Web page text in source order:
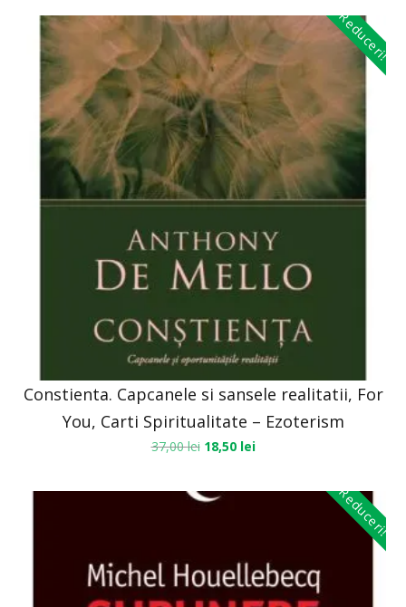
Reduceri!
Constienta. Capcanele si sansele realitatii, For
You, Carti Spiritualitate – Ezoterism
37,00lei 18,50 lei
Reduceri!